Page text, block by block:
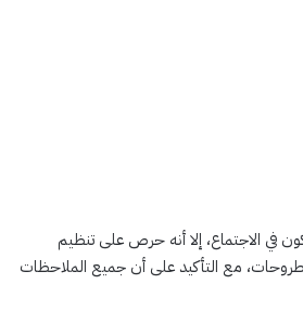
وطن، أن 50 نائبا عن الحزب يشاركون في الاجتماع، إلا أنه حرص على تنظيم
مع التأكيد على أن جميع الملاحظات